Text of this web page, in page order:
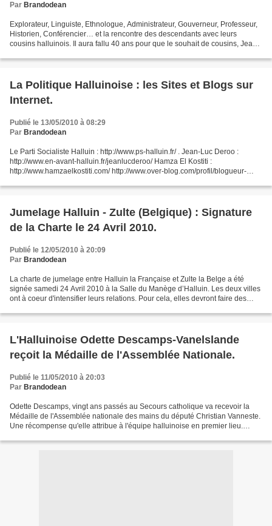
Par Brandodean
Explorateur, Linguiste, Ethnologue, Administrateur, Gouverneur, Professeur,
Historien, Conférencier… et la rencontre des descendants avec leurs
cousins halluinois. Il aura fallu 40 ans pour que le souhait de cousins, Jean
La Politique Halluinoise : les Sites et Blogs sur
Internet.
Publié le 13/05/2010 à 08:29
Par Brandodean
Le Parti Socialiste Halluin : http://www.ps-halluin.fr/ . Jean-Luc Deroo :
http://www.en-avant-halluin.fr/jeanlucderoo/ Hamza El Kostiti :
http://www.hamzaelkostiti.com/ http://www.over-blog.com/profil/blogueur-
Jumelage Halluin - Zulte (Belgique) : Signature
de la Charte le 24 Avril 2010.
Publié le 12/05/2010 à 20:09
Par Brandodean
La charte de jumelage entre Halluin la Française et Zulte la Belge a été
signée samedi 24 Avril 2010 à la Salle du Manège d’Halluin. Les deux villes
ont à coeur d'intensifier leurs relations. Pour cela, elles devront faire des
L'Halluinoise Odette Descamps-Vanelslande
reçoit la Médaille de l'Assemblée Nationale.
Publié le 11/05/2010 à 20:03
Par Brandodean
Odette Descamps, vingt ans passés au Secours catholique va recevoir la
Médaille de l'Assemblée nationale des mains du député Christian Vanneste.
Une récompense qu'elle attribue à l'équipe halluinoise en premier lieu.